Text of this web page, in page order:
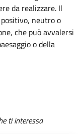
da realizzare. Il
neutro o
che può avvalersi
o della
ti interessa